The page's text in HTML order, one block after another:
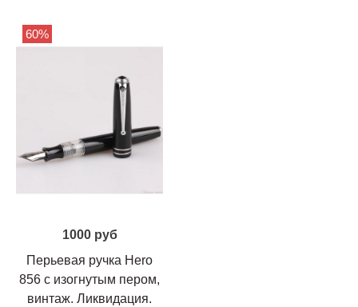
60%
1000 руб
Перьевая ручка Hero
856 с изогнутым пером,
винтаж. Ликвидация.